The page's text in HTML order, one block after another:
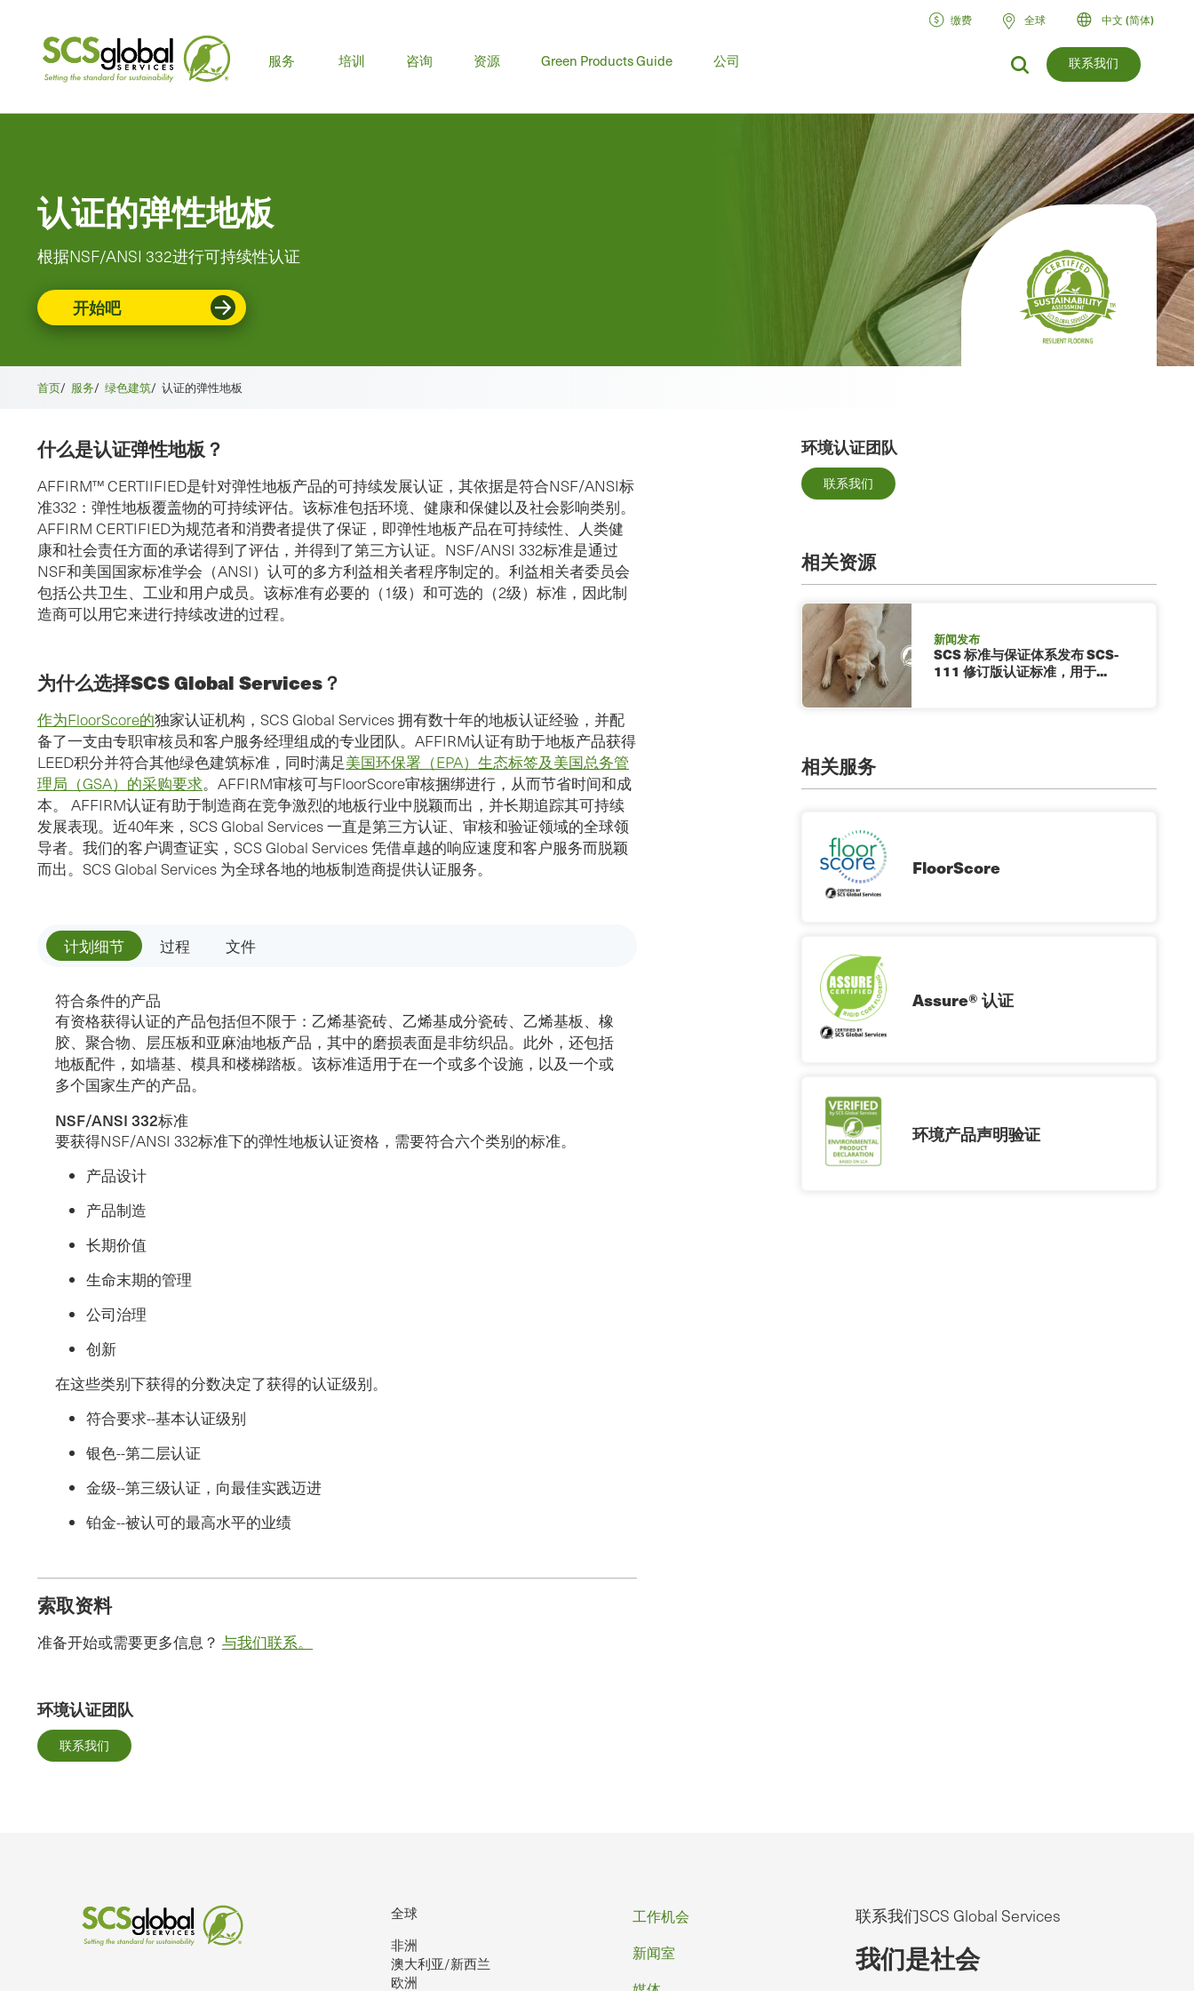
联系我们
服务
主培训 咨询 资源 Green Products Guide 公司
缴费 全球 中文 (简体)
认证的弹性地板
根据NSF/ANSI 332进行可持续性认证
开始吧
首页/ 服务/ 绿色建筑/ 认证的弹性地板
环境认证团队
联系我们
什么是认证弹性地板？
AFFIRM™ CERTIIFIED是针对弹性地板产品的可持续发展认证，其依据是符合NSF/ANSI标
准332：弹性地板覆盖物的可持续评估。该标准包括环境、健康和保健以及社会影响类别。
AFFIRM CERTIFIED为规范者和消费者提供了保证，即弹性地板产品在可持续性、人类健
康和社会责任方面的承诺得到了评估，并得到了第三方认证。NSF/ANSI 332标准是通过
NSF和美国国家标准学会（ANSI）认可的多方利益相关者程序制定的。利益相关者委员会
包括公共卫生、工业和用户成员。该标准有必要的（1级）和可选的（2级）标准，因此制
造商可以用它来进行持续改进的过程。
为什么选择SCS Global Services？
作为FloorScore的独家认证机构，SCS Global Services 拥有数十年的地板认证经验，并配
备了一支由专职审核员和客户服务经理组成的专业团队。AFFIRM认证有助于地板产品获得
LEED积分并符合其他绿色建筑标准，同时满足美国环保署（EPA）生态标签及美国总务管
理局（GSA）的采购要求。AFFIRM审核可与FloorScore审核捆绑进行，从而节省时间和成
本。 AFFIRM认证有助于制造商在竞争激烈的地板行业中脱颖而出，并长期追踪其可持续
发展表现。近40年来，SCS Global Services 一直是第三方认证、审核和验证领域的全球领
导者。我们的客户调查证实，SCS Global Services 凭借卓越的响应速度和客户服务而脱颖
而出。SCS Global Services 为全球各地的地板制造商提供认证服务。
计划细节 过程 文件
符合条件的产品
有资格获得认证的产品包括但不限于：乙烯基瓷砖、乙烯基成分瓷砖、乙烯基板、橡
胶、聚合物、层压板和亚麻油地板产品，其中的磨损表面是非纺织品。此外，还包括
地板配件，如墙基、模具和楼梯踏板。该标准适用于在一个或多个设施，以及一个或
多个国家生产的产品。
NSF/ANSI 332标准
要获得NSF/ANSI 332标准下的弹性地板认证资格，需要符合六个类别的标准。
产品设计
产品制造
长期价值
生命末期的管理
公司治理
创新
在这些类别下获得的分数决定了获得的认证级别。
符合要求--基本认证级别
银色--第二层认证
金级--第三级认证，向最佳实践迈进
铂金--被认可的最高水平的业绩
索取资料
准备开始或需要更多信息？ 与我们联系。
环境认证团队
联系我们
相关资源
新闻发布
SCS 标准与保证体系发布 SCS-
111 修订版认证标准，用于...
相关服务
FloorScore
Assure® 认证
环境产品声明验证
全球
非洲
澳大利亚/新西兰
欧洲
页
脚
工作机会
新闻室
联系我们SCS Global Services
我们是社会